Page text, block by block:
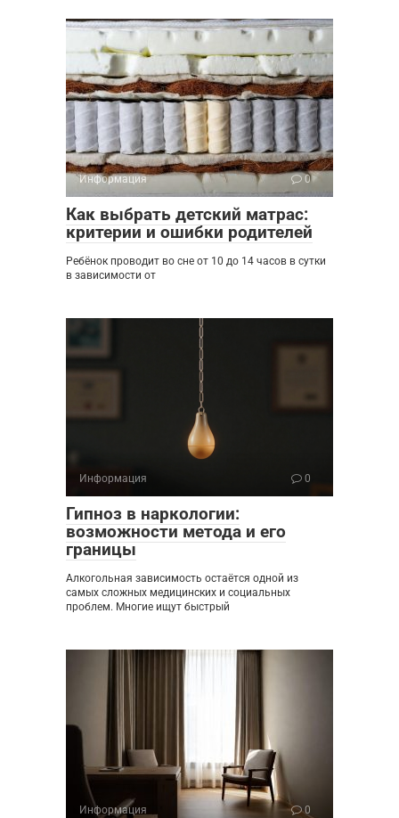
Информация 0
Как выбрать детский матрас:
критерии и ошибки родителей
Ребёнок проводит во сне от 10 до 14 часов в сутки
в зависимости от
Информация 0
Гипноз в наркологии:
возможности метода и его
границы
Алкогольная зависимость остаётся одной из
самых сложных медицинских и социальных
проблем. Многие ищут быстрый
Информация 0